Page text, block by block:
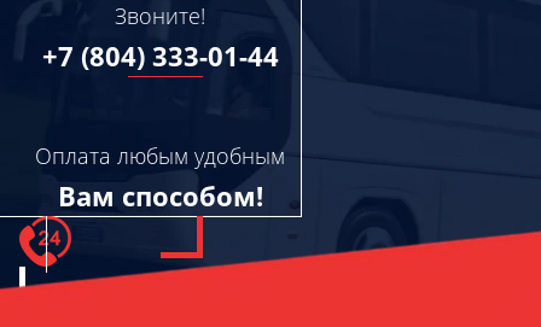
Звоните!
+7 (804) 333-01-44
Оплата любым удобным
Вам способом!